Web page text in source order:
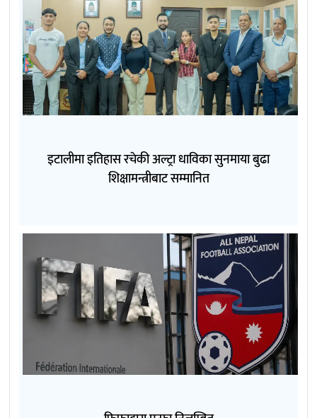
इटालीमा इतिहास रचेकी अल्ट्रा धाविका सुनमाया बुढा
शिक्षामन्त्रीबाट सम्मानित